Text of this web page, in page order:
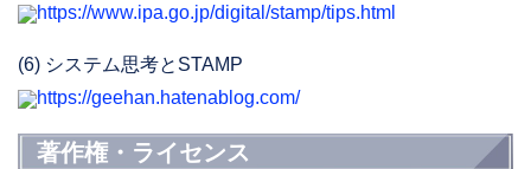
https://www.ipa.go.jp/digital/stamp/tips.html
(6) システム思考とSTAMP
https://geehan.hatenablog.com/
著作権・ライセンス